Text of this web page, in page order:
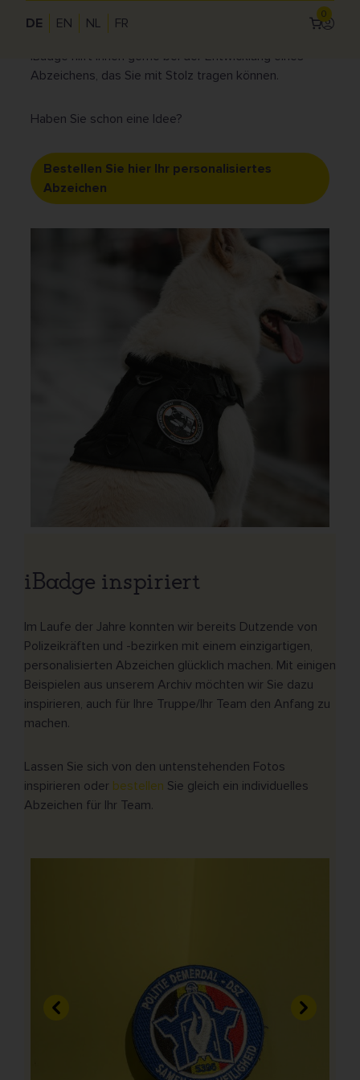
DE EN NL FR
0
zeigen der Außenwelt Ihre Vorzüge.
iBadge hilft Ihnen gerne bei der Entwicklung eines
Abzeichens, das Sie mit Stolz tragen können.
Haben Sie schon eine Idee?
Bestellen Sie hier Ihr personalisiertes
Abzeichen
iBadge inspiriert
Im Laufe der Jahre konnten wir bereits Dutzende von
Polizeikräften und -bezirken mit einem einzigartigen,
personalisierten Abzeichen glücklich machen. Mit einigen
Beispielen aus unserem Archiv möchten wir Sie dazu
inspirieren, auch für Ihre Truppe/Ihr Team den Anfang zu
machen.
Lassen Sie sich von den untenstehenden Fotos
inspirieren oder bestellen Sie gleich ein individuelles
Abzeichen für Ihr Team.